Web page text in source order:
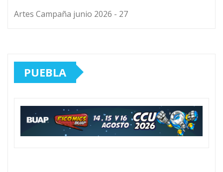
Artes Campaña junio 2026 - 27
PUEBLA